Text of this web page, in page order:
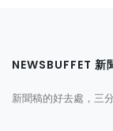
NEWSBUFFET 新
新聞稿的好去處，三